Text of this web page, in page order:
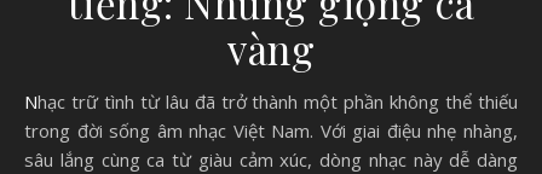
vàng
Nhạc trữ tình từ lâu đã trở thành một phần không thể thiếu
trong đời sống âm nhạc Việt Nam. Với giai điệu nhẹ nhàng,
sâu lắng cùng ca từ giàu cảm xúc, dòng nhạc này dễ dàng